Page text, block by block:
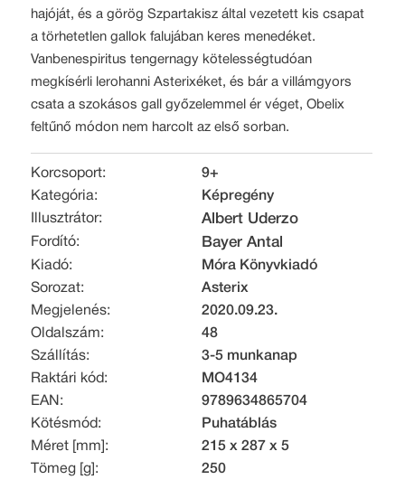
hajóját, és a görög Szpartakisz által vezetett kis csapat
a törhetetlen gallok falujában keres menedéket.
Vanbenespiritus tengernagy kötelességtudóan
megkísérli lerohanni Asterixéket, és bár a villámgyors
csata a szokásos gall győzelemmel ér véget, Obelix
feltűnő módon nem harcolt az első sorban.
Korcsoport:
9+
Kategória:
Képregény
Illusztrátor:
Albert Uderzo
Fordító: Bayer Antal
Kiadó:
Móra Könyvkiadó
Sorozat:
Asterix
Megjelenés:
2020.09.23.
Oldalszám:
48
Szállítás:
3-5 munkanap
Raktári kód:
MO4134
EAN:
9789634865704
Kötésmód:
Puhatáblás
Méret [mm]:
215 x 287 x 5
Tömeg [g]:
250